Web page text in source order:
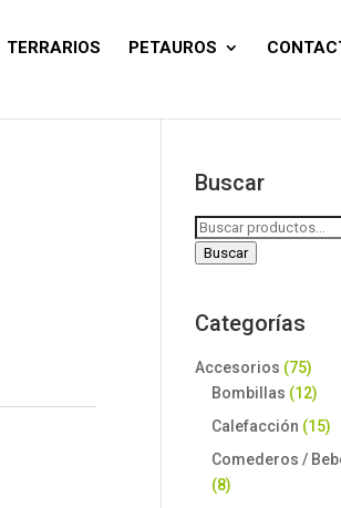
TERRARIOS PETAUROS
Buscar
Buscar
por:
Buscar
Categorías
Accesorios (75)
Bombillas (12)
Calefacción (15)
Comederos /
(8)